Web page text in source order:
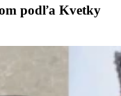
podľa Kvetky